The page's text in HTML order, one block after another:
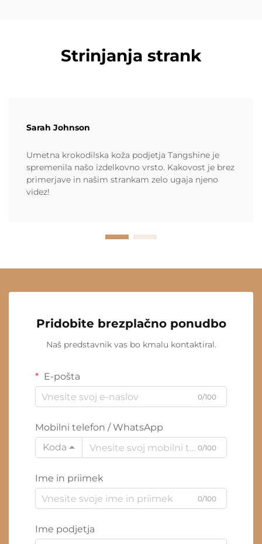
Strinjanja strank
Sarah Johnson
Umetna krokodilska koža podjetja Tangshine je
spremenila našo izdelkovno vrsto. Kakovost je brez
primerjave in našim strankam zelo ugaja njeno
videz!
Pridobite brezplačno ponudbo
Naš predstavnik vas bo kmalu kontaktiral.
E-pošta
0/100
Mobilni telefon / WhatsApp
Koda
0/100
Ime in priimek
0/100
Ime podjetja